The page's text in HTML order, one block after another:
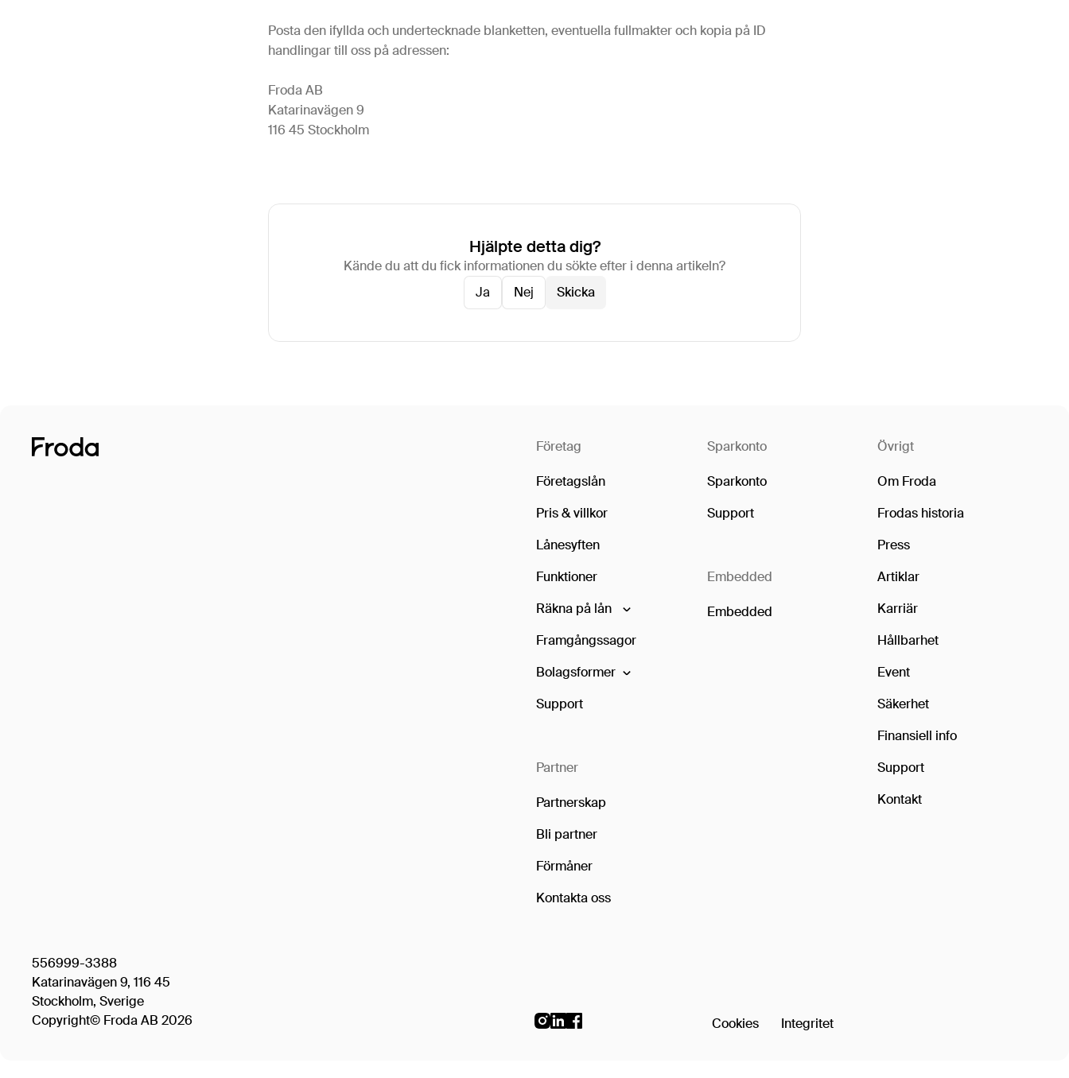
Posta den ifyllda och undertecknade blanketten, eventuella fullmakter och kopia på ID
handlingar till oss på adressen:
Froda AB
Katarinavägen 9
116 45 Stockholm
Hjälpte detta dig?
Kände du att du fick informationen du sökte efter i denna artikeln?
Ja
Nej
Företag
Företagslån
Pris & villkor
Lånesyften
Funktioner
Räkna på lån
Framgångssagor
Bolagsformer
Support
Partner
Partnerskap
Bli partner
Förmåner
Kontakta oss
Sparkonto
Sparkonto
Support
Embedded
Embedded
Övrigt
Om Froda
Frodas historia
Press
Artiklar
Karriär
Hållbarhet
Event
Säkerhet
Finansiell info
Support
Kontakt
556999-3388
Katarinavägen 9, 116 45
Stockholm, Sverige
Copyright© Froda AB 2026
Cookies Integritet